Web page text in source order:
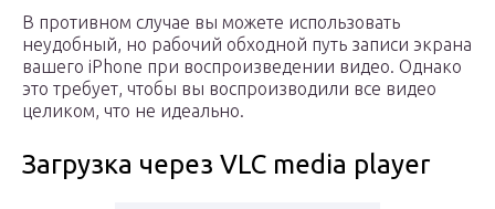
В противном случае вы можете использовать
неудобный, но рабочий обходной путь записи экрана
вашего iPhone при воспроизведении видео. Однако
это требует, чтобы вы воспроизводили все видео
целиком, что не идеально.
Загрузка через VLC media player